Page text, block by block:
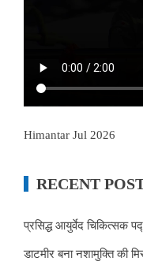
Himantar Jul 2026
RECENT
प्रसिद्ध आयुर्वेद चिकित्सक
डाटमीर बना नशामुक्ति की